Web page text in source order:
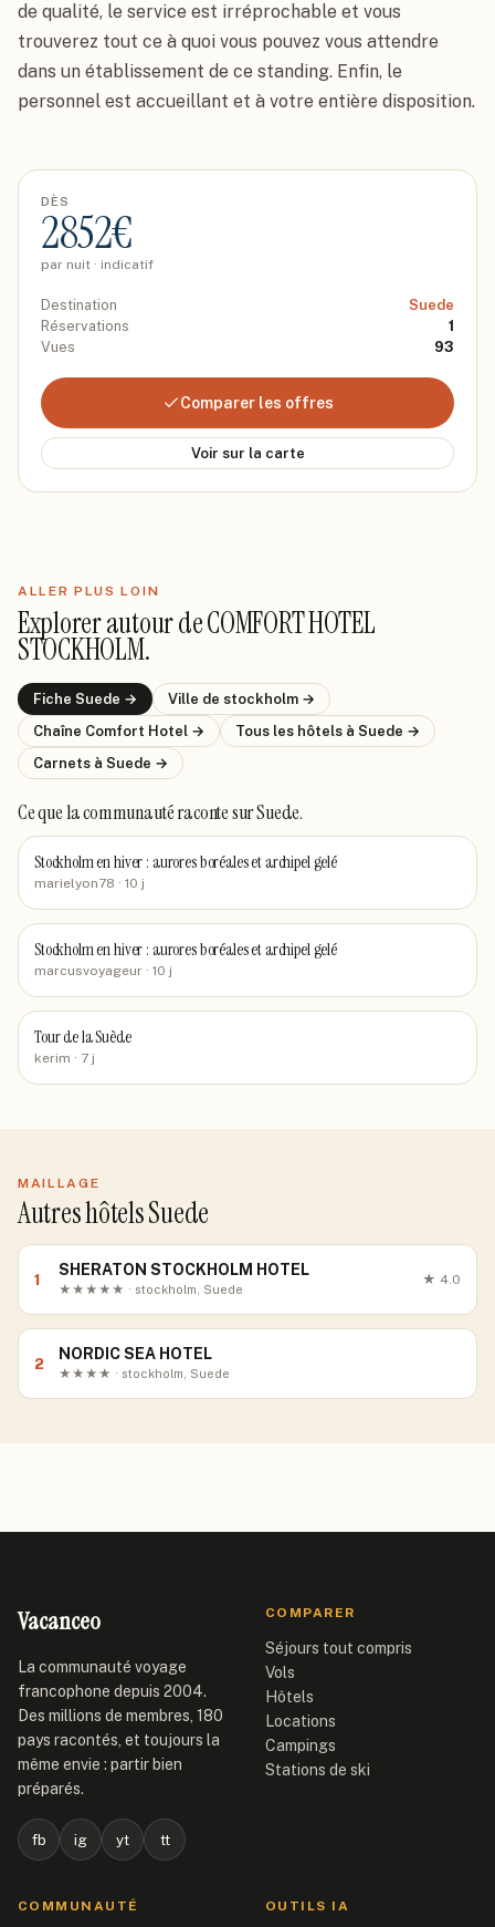
de qualité, le service est irréprochable et vous
trouverez tout ce à quoi vous pouvez vous attendre
dans un établissement de ce standing. Enfin, le
personnel est accueillant et à votre entière disposition.
DÈS
2852€
par nuit · indicatif
Destination
Suede
Réservations
1
Vues
93
Comparer les offres
Voir sur la carte
ALLER PLUS LOIN
Explorer autour deCOMFORT HOTEL
STOCKHOLM.
Fiche Suede → Ville de stockholm →
Chaîne Comfort Hotel → Tous les hôtels à Suede →
Carnets à Suede →
Ce que la communauté racontesur Suede.
Stockholm en hiver : aurores boréales et archipel gelé
marielyon78 · 10 j
Stockholm en hiver : aurores boréales et archipel gelé
marcusvoyageur · 10 j
Tour de la Suède
kerim · 7 j
MAILLAGE
Autres hôtels Suede
1
SHERATON STOCKHOLM HOTEL
★★★★★ · stockholm, Suede
★ 4.0
2
NORDIC SEA HOTEL
★★★★ · stockholm, Suede
Vacanceo
La communauté voyage
francophone depuis 2004.
Des millions de membres, 180
pays racontés, et toujours la
même envie : partir bien
préparés.
fb ig yt tt
COMPARER
Séjours tout compris
Vols
Hôtels
Locations
Campings
Stations de ski
COMMUNAUTÉ OUTILS IA